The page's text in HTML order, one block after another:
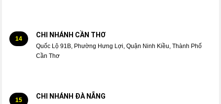
14 CHI NHÁNH CẦN THƠ
Quốc Lộ 91B, Phường Hưng Lợi, Quận Ninh Kiều, Thành Phố
Cần Thơ
15 CHI NHÁNH ĐÀ NẴNG